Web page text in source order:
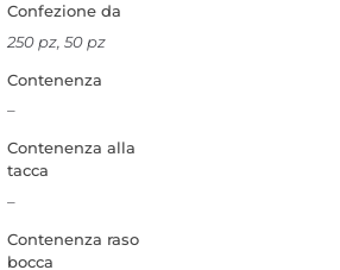
Confezione da
250 pz, 50 pz
Contenenza
–
Contenenza alla
tacca
–
Contenenza raso
bocca